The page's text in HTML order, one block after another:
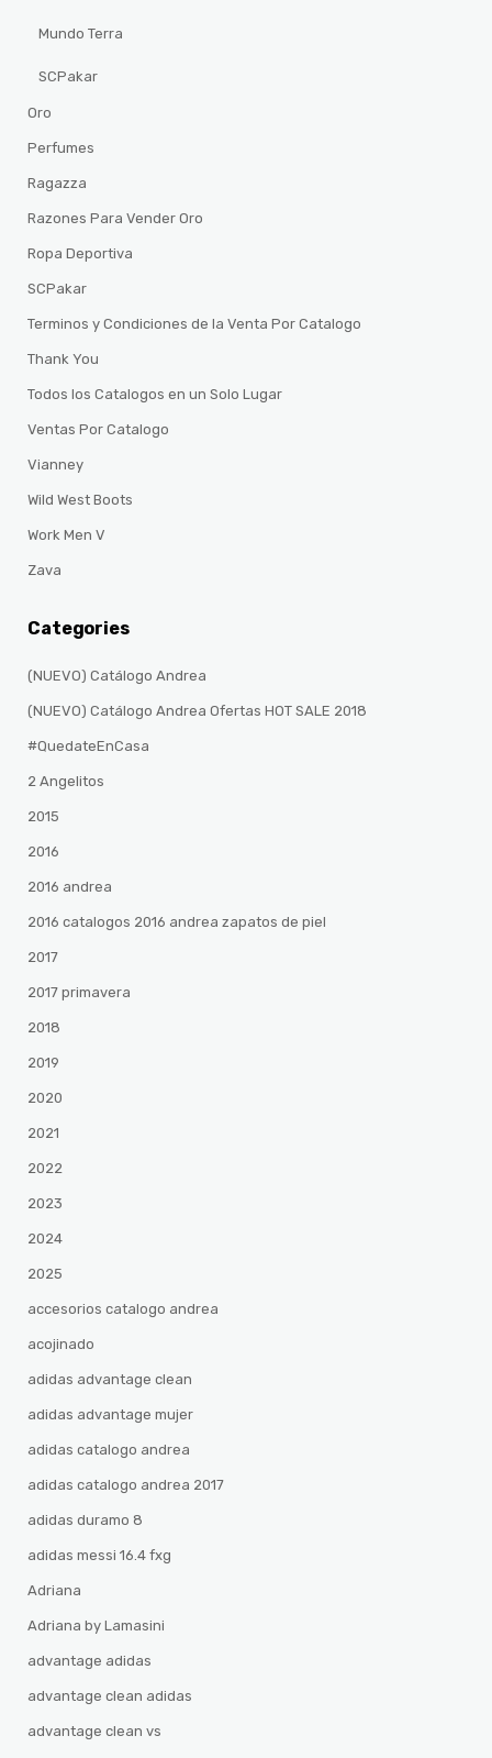
Mundo Terra
SCPakar
Oro
Perfumes
Ragazza
Razones Para Vender Oro
Ropa Deportiva
SCPakar
Terminos y Condiciones de la Venta Por Catalogo
Thank You
Todos los Catalogos en un Solo Lugar
Ventas Por Catalogo
Vianney
Wild West Boots
Work Men V
Zava
Categories
(NUEVO) Catálogo Andrea
(NUEVO) Catálogo Andrea Ofertas HOT SALE 2018
#QuedateEnCasa
2 Angelitos
2015
2016
2016 andrea
2016 catalogos 2016 andrea zapatos de piel
2017
2017 primavera
2018
2019
2020
2021
2022
2023
2024
2025
accesorios catalogo andrea
acojinado
adidas advantage clean
adidas advantage mujer
adidas catalogo andrea
adidas catalogo andrea 2017
adidas duramo 8
adidas messi 16.4 fxg
Adriana
Adriana by Lamasini
advantage adidas
advantage clean adidas
advantage clean vs